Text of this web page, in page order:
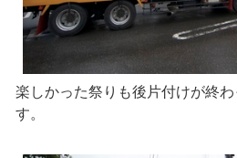
楽しかった祭りも後片付けが終
す。